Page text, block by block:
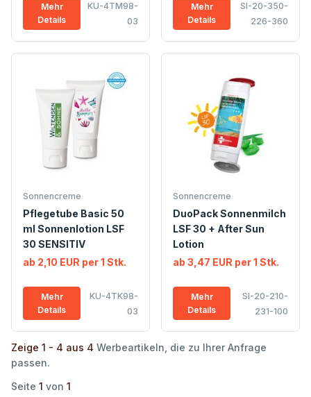
Mehr
Details
KU-4TM98-
03
Mehr
Details
SI-20-350-
226-360
Sonnencreme
Pflegetube Basic 50
ml Sonnenlotion LSF
30 SENSITIV
ab 2,10 EUR per 1 Stk.
Mehr
Details
KU-4TK98-
03
Sonnencreme
DuoPack Sonnenmilch
LSF 30 + After Sun
Lotion
ab 3,47 EUR per 1 Stk.
Mehr
Details
SI-20-210-
231-100
Zeige 1 - 4 aus 4 Werbeartikeln, die zu Ihrer Anfrage
passen.
Seite 1 von 1